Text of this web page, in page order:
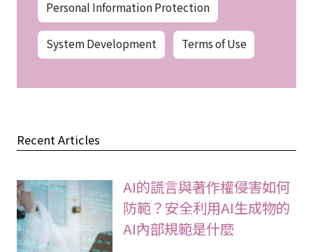
Personal Information Protection
System Development Terms of Use
Recent Articles
AI的謊言與著作權侵害如何
防範？安全利用AI生成物的
AI內部規範是什麼